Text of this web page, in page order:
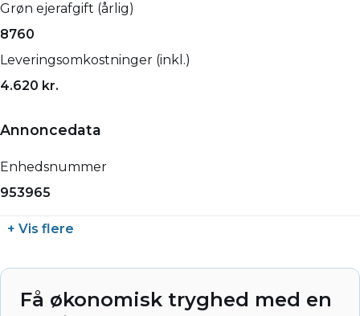
Grøn ejerafgift (årlig)
8760
Leveringsomkostninger (inkl.)
4.620 kr.
Annoncedata
Enhedsnummer
953965
+ Vis flere
Få økonomisk tryghed med en